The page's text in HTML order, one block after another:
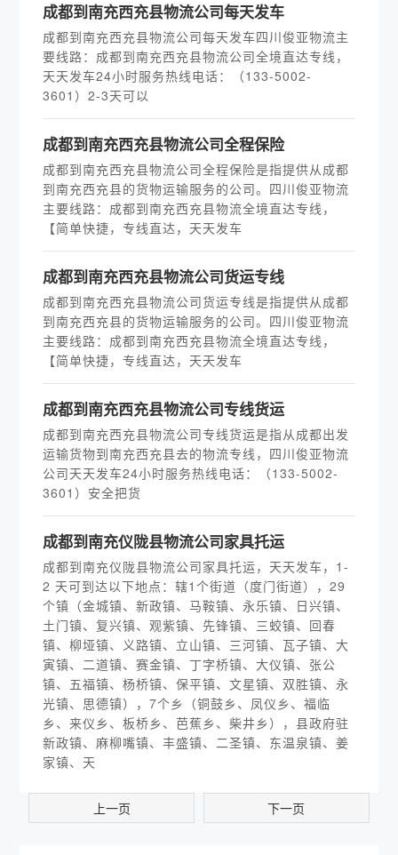
​成都到南充西充县物流公司每天发车
成都到南充西充县物流公司每天发车四川俊亚物流主
要线路：成都到南充西充县物流公司全境直达专线，
天天发车24小时服务热线电话：（133-5002-
3601）2-3天可以
​成都到南充西充县物流公司全程保险
成都到南充西充县物流公司全程保险是指提供从成都
到南充西充县的货物运输服务的公司。四川俊亚物流
主要线路：成都到南充西充县物流全境直达专线，
【简单快捷，专线直达，天天发车
​成都到南充西充县物流公司货运专线
成都到南充西充县物流公司货运专线是指提供从成都
到南充西充县的货物运输服务的公司。四川俊亚物流
主要线路：成都到南充西充县物流全境直达专线，
【简单快捷，专线直达，天天发车
​成都到南充西充县物流公司专线货运
成都到南充西充县物流公司专线货运是指从成都出发
运输货物到南充西充县去的物流专线，四川俊亚物流
公司天天发车24小时服务热线电话：（133-5002-
3601）安全把货
​成都到南充仪陇县物流公司家具托运
成都到南充仪陇县物流公司家具托运，天天发车，1-
2 天可到达以下地点：辖1个街道（度门街道），29
个镇（金城镇、新政镇、马鞍镇、永乐镇、日兴镇、
土门镇、复兴镇、观紫镇、先锋镇、三蛟镇、回春
镇、柳垭镇、义路镇、立山镇、三河镇、瓦子镇、大
寅镇、二道镇、赛金镇、丁字桥镇、大仪镇、张公
镇、五福镇、杨桥镇、保平镇、文星镇、双胜镇、永
光镇、思德镇），7个乡（铜鼓乡、凤仪乡、福临
乡、来仪乡、板桥乡、芭蕉乡、柴井乡），县政府驻
新政镇、麻柳嘴镇、丰盛镇、二圣镇、东温泉镇、姜
家镇、天
上一页 下一页